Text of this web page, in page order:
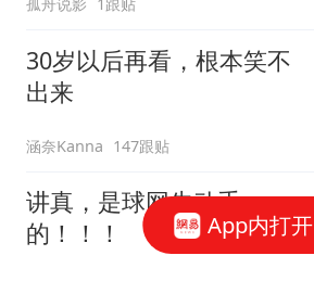
孤舟说影 1跟贴
30岁以后再看，根本笑不
出来
涵奈Kanna 147跟贴
讲真，是球网先动手
的！！！
App内打开